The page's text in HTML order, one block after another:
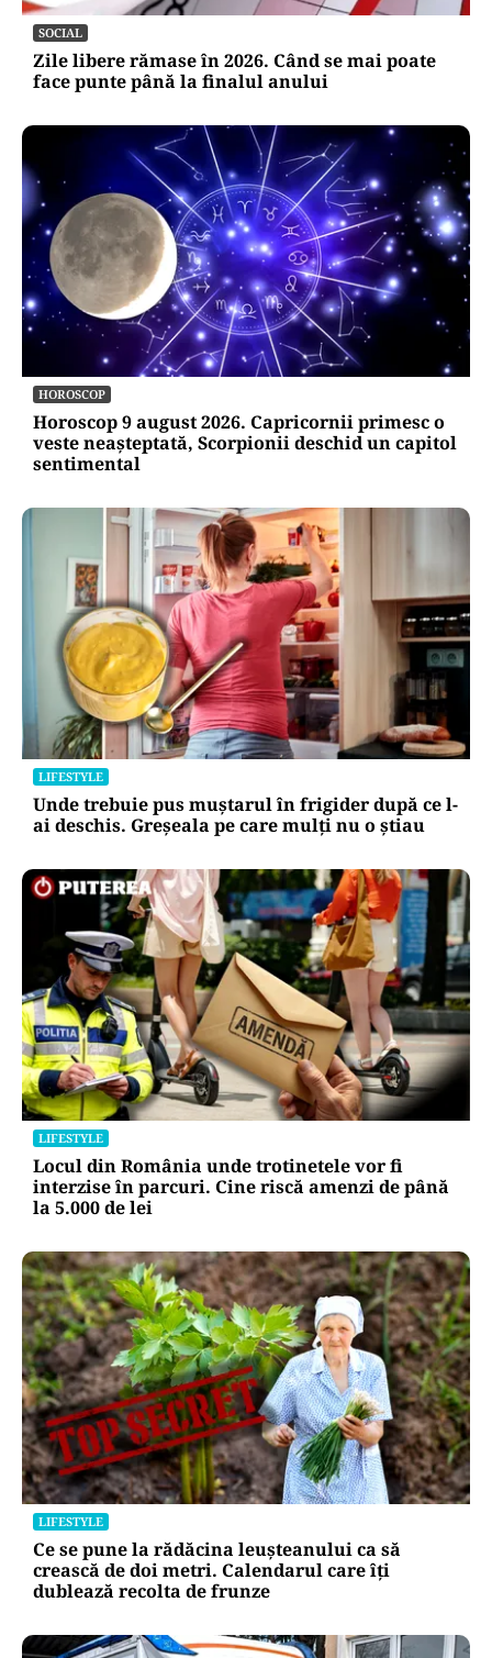
SOCIAL
Zile libere rămase în 2026. Când se mai poate
face punte până la finalul anului
HOROSCOP
Horoscop 9 august 2026. Capricornii primesc o
veste neașteptată, Scorpionii deschid un capitol
sentimental
LIFESTYLE
Unde trebuie pus muștarul în frigider după ce l-
ai deschis. Greșeala pe care mulți nu o știau
LIFESTYLE
Locul din România unde trotinetele vor fi
interzise în parcuri. Cine riscă amenzi de până
la 5.000 de lei
LIFESTYLE
Ce se pune la rădăcina leușteanului ca să
crească de doi metri. Calendarul care îți
dublează recolta de frunze